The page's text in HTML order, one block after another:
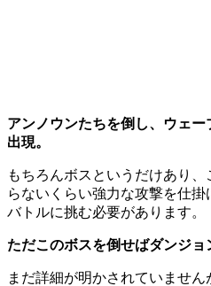
アンノウンたちを倒し、ウェ
出現。
もちろんボスというだけあり
らないくらい強力な攻撃を仕
バトルに挑む必要があります。
ただこのボスを倒せばダンジョ
まだ詳細が明かされていませ